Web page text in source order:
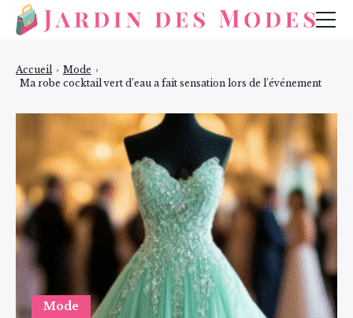
Mode
Accueil › Mode ›
Ma robe cocktail vert d’eau a fait sensation lors de l’événement